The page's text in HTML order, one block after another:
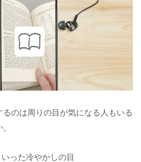
のは周りの目が気になる人もいる
いった冷やかしの目